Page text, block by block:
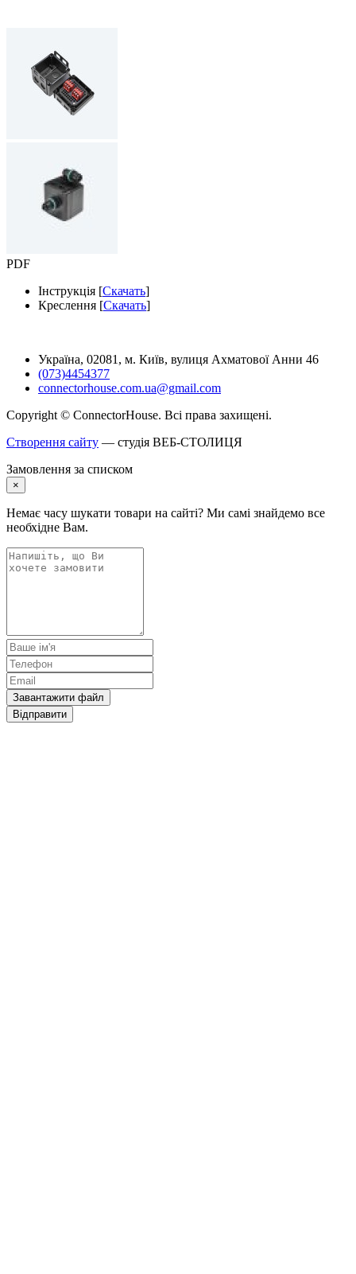
PDF
Інструкція [Скачать]
Креслення [Скачать]
Україна, 02081, м. Київ, вулиця Ахматової Анни 46
(073)4454377
connectorhouse.com.ua@gmail.com
Copyright © ConnectorHouse. Всі права захищені.
Створення сайту — студія ВЕБ-СТОЛИЦЯ
Замовлення за списком
×
Немає часу шукати товари на сайті? Ми самі знайдемо все
необхідне Вам.
Завантажити файл